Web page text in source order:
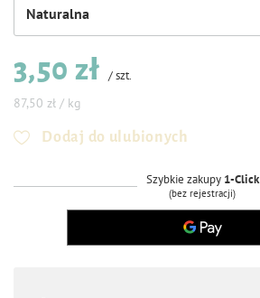
Naturalna
3,50 zł /szt.
87,50 zł / kg
Dodaj do ulubionych
Szybkie zakupy 1-Click
(bez rejestracji)